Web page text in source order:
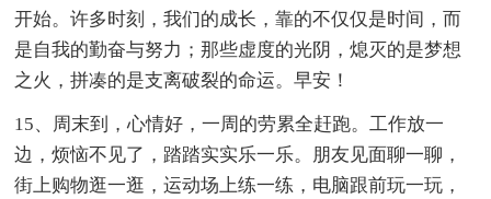
开始。许多时刻，我们的成长，靠的不仅仅是时间，而
是自我的勤奋与努力；那些虚度的光阴，熄灭的是梦想
之火，拼凑的是支离破裂的命运。早安！
15、周末到，心情好，一周的劳累全赶跑。工作放一
边，烦恼不见了，踏踏实实乐一乐。朋友见面聊一聊，
街上购物逛一逛，运动场上练一练，电脑跟前玩一玩，